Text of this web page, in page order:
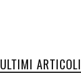
ULTIMI ARTICOLI